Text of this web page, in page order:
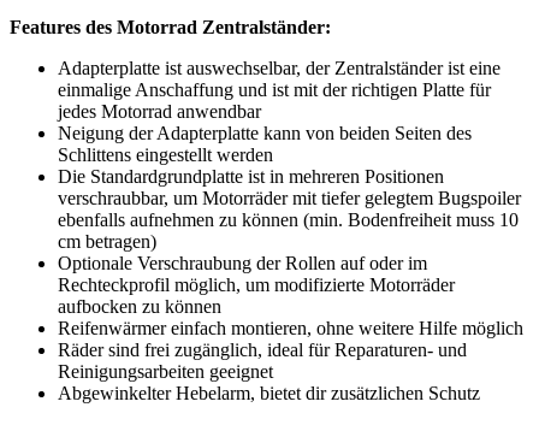
Features des Motorrad Zentralständer:
Adapterplatte ist auswechselbar, der Zentralständer ist eine
einmalige Anschaffung und ist mit der richtigen Platte für
jedes Motorrad anwendbar
Neigung der Adapterplatte kann von beiden Seiten des
Schlittens eingestellt werden
Die Standardgrundplatte ist in mehreren Positionen
verschraubbar, um Motorräder mit tiefer gelegtem Bugspoiler
ebenfalls aufnehmen zu können (min. Bodenfreiheit muss 10
cm betragen)
Optionale Verschraubung der Rollen auf oder im
Rechteckprofil möglich, um modifizierte Motorräder
aufbocken zu können
Reifenwärmer einfach montieren, ohne weitere Hilfe möglich
Räder sind frei zugänglich, ideal für Reparaturen- und
Reinigungsarbeiten geeignet
Abgewinkelter Hebelarm, bietet dir zusätzlichen Schutz